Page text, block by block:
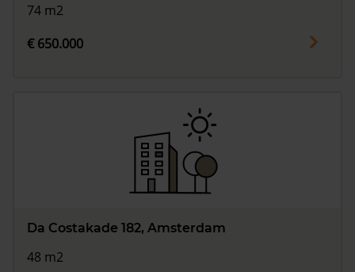
74 m2
€ 650.000
Da Costakade 182, Amsterdam
48 m2